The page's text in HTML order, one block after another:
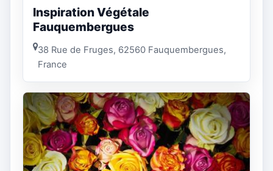
Inspiration Végétale
Fauquembergues
38 Rue de Fruges, 62560 Fauquembergues,
France